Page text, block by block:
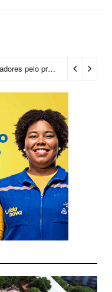
Prefeitura certifica 4,6 mil trabalhadores pelo programa Treinar para Empregar e realiza Feirão de Empregabilidade